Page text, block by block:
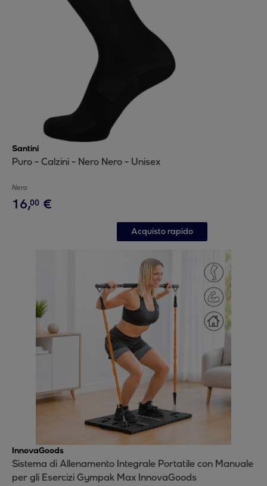
Santini
Puro - Calzini - Nero Nero - Unisex
Nero
16,00 €
Acquisto rapido
InnovaGoods
Sistema di Allenamento Integrale Portatile con Manuale
per gli Esercizi Gympak Max InnovaGoods